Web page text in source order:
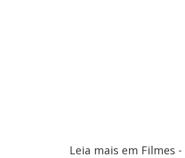
Leia mais em Filmes -